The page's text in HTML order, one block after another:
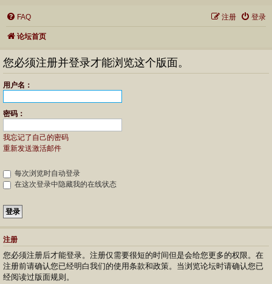
FAQ 登录
注册
论坛首页
您必须注册并登录才能浏览这个版面。
用户名：
密码：
我忘记了自己的密码
重新发送激活邮件
每次浏览时自动登录
在这次登录中隐藏我的在线状态
注册
您必须注册后才能登录。注册仅需要很短的时间但是会给您更多的权限。在
注册前请确认您已经明白我们的使用条款和政策。当浏览论坛时请确认您已
经阅读过版面规则。